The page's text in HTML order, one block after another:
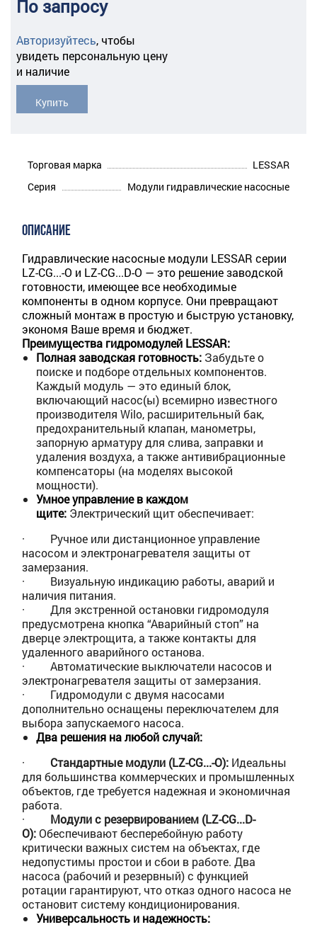
По запросу
Авторизуйтесь, чтобы
увидеть персональную цену
и наличие
Купить
Торговая марка
LESSAR
Серия
Модули гидравлические насосные
ОПИСАНИЕ
Гидравлические насосные модули LESSAR серии
LZ-CG...-O и LZ-CG...D-O — это решение заводской
готовности, имеющее все необходимые
компоненты в одном корпусе. Они превращают
сложный монтаж в простую и быструю установку,
экономя Ваше время и бюджет.
Преимущества гидромодулей LESSAR:
Полная заводская готовность: Забудьте о
поиске и подборе отдельных компонентов.
Каждый модуль — это единый блок,
включающий насос(ы) всемирно известного
производителя Wilo, расширительный бак,
предохранительный клапан, манометры,
запорную арматуру для слива, заправки и
удаления воздуха, а также антивибрационные
компенсаторы (на моделях высокой
мощности).
Умное управление в каждом
щите: Электрический щит обеспечивает:
· Ручное или дистанционное управление
насосом и электронагревателя защиты от
замерзания.
· Визуальную индикацию работы, аварий и
наличия питания.
· Для экстренной остановки гидромодуля
предусмотрена кнопка “Аварийный стоп” на
дверце электрощита, а также контакты для
удаленного аварийного останова.
· Автоматические выключатели насосов и
электронагревателя защиты от замерзания.
· Гидромодули с двумя насосами
дополнительно оснащены переключателем для
выбора запускаемого насоса.
Два решения на любой случай:
· Стандартные модули (LZ-CG...-O): Идеальны
для большинства коммерческих и промышленных
объектов, где требуется надежная и экономичная
работа.
· Модули с резервированием (LZ-CG...D-
O):Обеспечивают бесперебойную работу
критически важных систем на объектах, где
недопустимы простои и сбои в работе. Два
насоса (рабочий и резервный) с функцией
ротации гарантируют, что отказ одного насоса не
остановит систему кондиционирования.
Универсальность и надежность: